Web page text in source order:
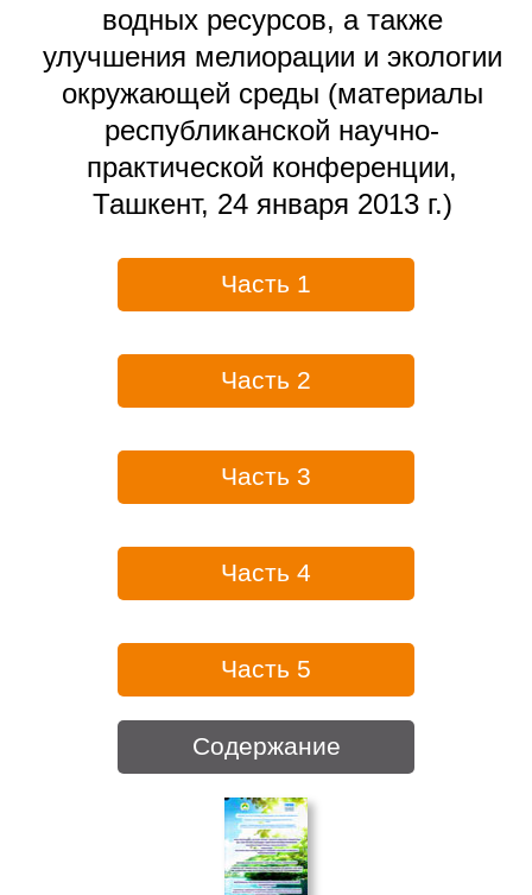
водных ресурсов, а также
улучшения мелиорации и экологии
окружающей среды (материалы
республиканской научно-
практической конференции,
Ташкент, 24 января 2013 г.)
Часть 1
Часть 2
Часть 3
Часть 4
Часть 5
Содержание